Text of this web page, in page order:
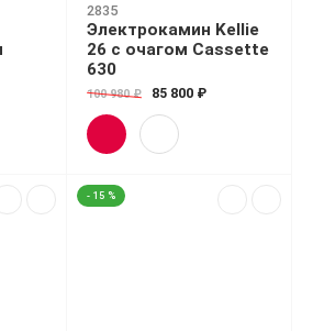
2835
Электрокамин Kellie
26 с очагом Cassette
630
100 980 ₽ 85 800 ₽
- 15 %